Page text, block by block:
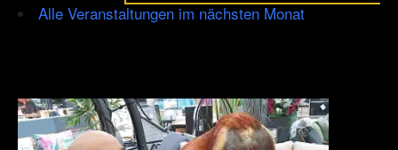
Alle Veranstaltungen im nächsten Monat